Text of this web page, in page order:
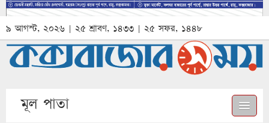
৯ আগস্ট, ২০২৬ | ২৫ শ্রাবণ, ১৪৩৩ | ২৫ সফর, ১৪৪৮
মূল পাতা